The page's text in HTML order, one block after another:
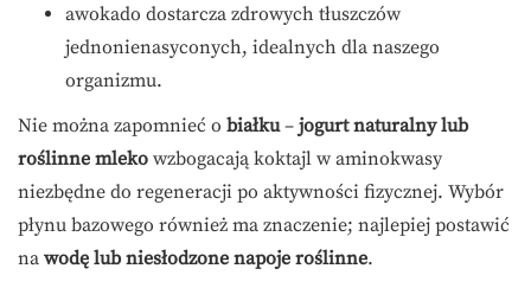
awokado dostarcza zdrowych tłuszczów
jednonienasyconych, idealnych dla naszego
organizmu.
Nie można zapomnieć o białku– jogurt naturalny lub
roślinne mleko wzbogacają koktajl w aminokwasy
niezbędne do regeneracji po aktywności fizycznej. Wybór
płynu bazowego również ma znaczenie; najlepiej postawić
na wodę lub niesłodzone napoje roślinne.